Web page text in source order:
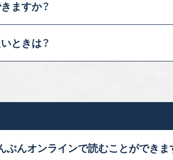
ますか？
ときは？
ぶんオンラインで読むことができま